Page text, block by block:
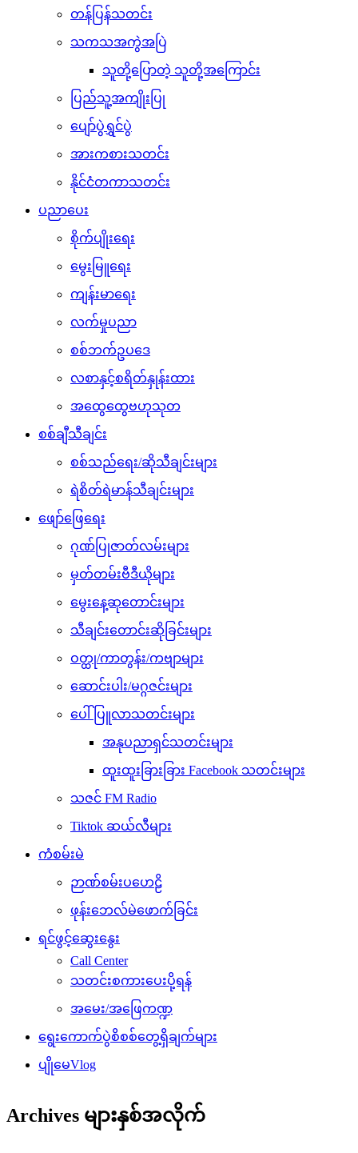
တန်ပြန်သတင်း
သကသအကွဲအပြဲ
သူတို့ပြောတဲ့ သူတို့အကြောင်း
ပြည်သူ့အကျိုးပြု
ပျော်ပွဲရွှင်ပွဲ
အားကစားသတင်း
နိုင်ငံတကာသတင်း
ပညာပေး
စိုက်ပျိုးရေး
မွေးမြူရေး
ကျန်းမာရေး
လက်မှုပညာ
စစ်ဘက်ဥပဒေ
လစာနှင့်စရိတ်နှုန်းထား
အထွေထွေဗဟုသုတ
စစ်ချီသီချင်း
စစ်သည်ရေး/ဆိုသီချင်းများ
ရဲစိတ်ရဲမာန်သီချင်းများ
ဖျော်ဖြေရေး
ဂုဏ်ပြုဇာတ်လမ်းများ
မှတ်တမ်းဗီဒီယိုများ
မွေးနေ့ဆုတောင်းများ
သီချင်းတောင်းဆိုခြင်းများ
ဝတ္ထု/ကာတွန်း/ကဗျာများ
ဆောင်းပါး/မဂ္ဂဇင်းများ
ပေါ်ပြူလာသတင်းများ
အနုပညာရှင်သတင်းများ
ထူးထူးခြားခြား Facebook သတင်းများ
သဇင် FM Radio
Tiktok ဆယ်လီများ
ကံစမ်းမဲ
ဉာဏ်စမ်းပဟေဠိ
ဖုန်းဘေလ်မဲဖောက်ခြင်း
ရင်ဖွင့်ဆွေးနွေး
Call Center
သတင်းစကားပေးပို့ရန်
အမေး/အဖြေကဏ္ဍ
ရွေးကောက်ပွဲစိစစ်တွေ့ရှိချက်များ
ပျိုမေVlog
Archives များနှစ်အလိုက်